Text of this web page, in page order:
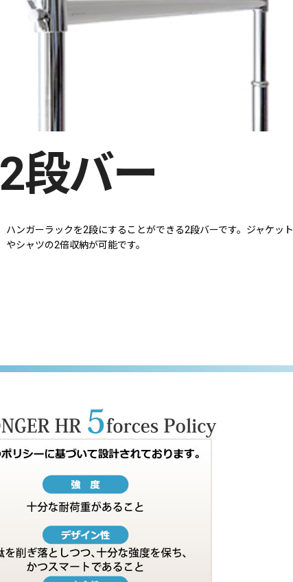
2段バー
ハンガーラックを2段にすることができる2段バーです。ジャケット
やシャツの2倍収納が可能です。